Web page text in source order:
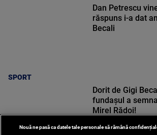
SPORT
Dan Petrescu
răspuns i-a dat
Becali
Dorit de Gigi
fundașul a
Mirel Rădoi!
Nouă ne pasă ca datele tale personale să rămână